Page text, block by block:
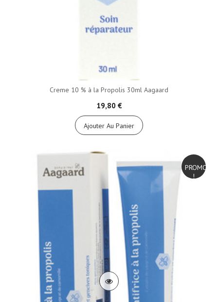
Creme 10 % à la Propolis 30ml Aagaard
19,80 €
Ajouter Au Panier
PROMO
!